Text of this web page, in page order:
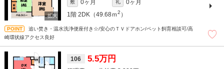
敷 0ヶ月 礼
0ヶ月
1階 2DK（49.68ｍ2 ）
追い焚き・温水洗浄便座付き☆/安心のＴＶドアホン/ペット飼育相談可/高
崎環状線アクセス良好
106 5.5万円